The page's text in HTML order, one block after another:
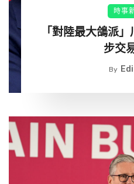
時事
「對陸最大鴿派
步交
By